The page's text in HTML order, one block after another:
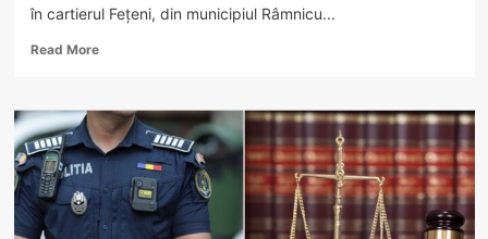
în cartierul Fețeni, din municipiul Râmnicu...
Read MoreRead
FOTO
–
Teroare
Fețeni:
haită